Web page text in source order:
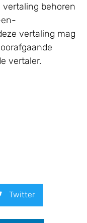
vertaling behoren
vertaling mag
vertaler.
Twitter